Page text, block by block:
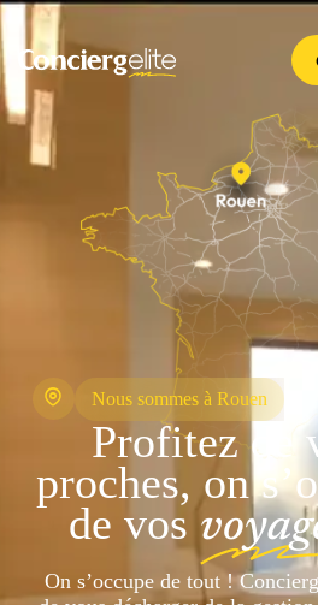
Nous sommes à Rouen
Profitez de
proches, on
de vos
On s’occupe de tout !